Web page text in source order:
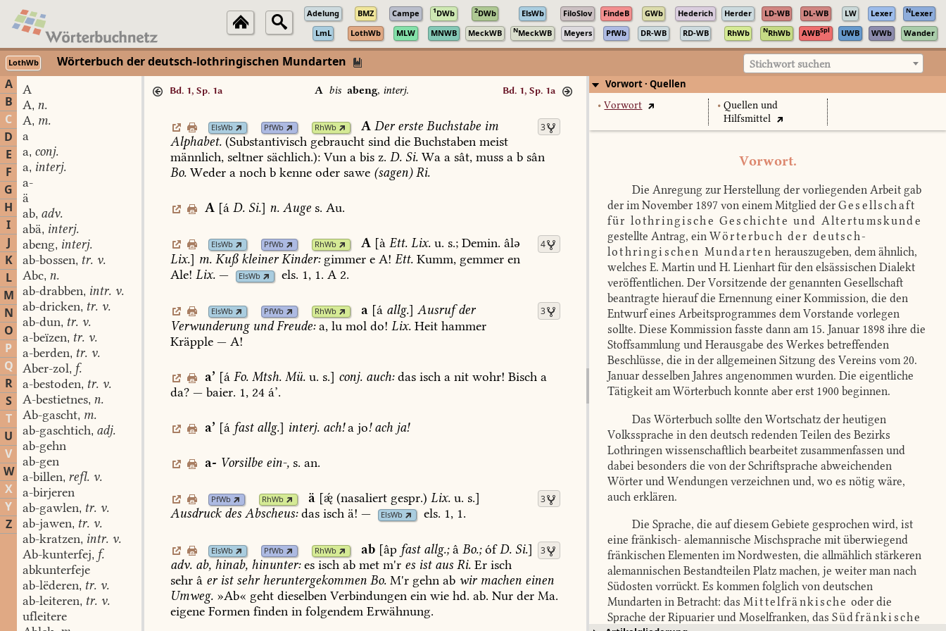
Adelung BMZ Campe 1DWb 2DWb ElsWb FiloSlov FindeB GWb Hederich Herder LD-WB DL-WB LW Lexer NLexer
LmL
LothWb MLW MNWB MeckWB NMeckWB Meyers PfWb DR-WB RD-WB RhWb NRhWb AWBSpl UWB WWb Wander
LothWb Wörterbuch der deutsch-lothringischen Mundarten Stichwort suchen
A
B
C
D
E
F
G
H
I
J
K
L
M
N
O
P
Q
R
S
T
U
V
W
X
Y
Z
A
A, n.
A, m.
a
a, conj.
a, interj.
a-
ä
ab, adv.
abä, interj.
abeng, interj.
ab-bossen, tr. v.
Abc, n.
ab-drabben, intr. v.
ab-dricken, tr. v.
ab-dun, tr. v.
a-beïzen, tr. v.
a-berden, tr. v.
Aber-zol, f.
a-bestoden, tr. v.
A-bestietnes, n.
Ab-gascht, m.
ab-gaschtich, adj.
ab-gehn
ab-gen
a-billen, refl. v.
a-birjeren
ab-gawlen, tr. v.
ab-jawen, tr. v.
ab-kratzen, intr. v.
Ab-kunterfej, f.
abkunterfeje
ab-lëderen, tr. v.
ab-leiteren, tr. v.
ufleitere
Bd. 1, Sp. 1a A bis abeng, interj. Bd. 1, Sp. 1a
3
ElsWb PfWb RhWb A Dererste Buchstabe im
Alphabet. (Substantivisch gebraucht sind die Buchstaben meist
männlich, seltner sächlich.): Vun a bis z. D. Si. Wa a sât, muss a b sân
Bo. Weder a noch b kenne oder sawe (sagen) Ri.
A [á D. Si.] n. Auges. Au.
4
ElsWb PfWb RhWb A [à Ett. Lix. u. s.; Demin. âlə
Lix.] m. KußkleinerKinder:gimmer e A! Ett. Kumm, gemmer en
Ale! Lix. — ElsWb els. 1, 1. A 2.
3
ElsWb PfWb RhWb a [á allg.] Ausrufder
VerwunderungundFreude:a, lu mol do! Lix. Heit hammer
Kräpple — A!
a’ [á Fo. Mtsh. Mü.u. s.] conj. auch:dasischanitwohr! Bischa
da? — baier. 1, 24 á’.
a’ [á fastallg.] interj. ach!ajo!achja!
a- Vorsilbeein-,s. an.
3
PfWb RhWb ä [ (nasaliert gespr.) Lix. u. s.]
Ausdruckdes Abscheus:das isch ä! — ElsWb els. 1, 1.
3
ElsWb PfWb RhWb ab [âp fastallg.;â Bo.;óf D. Si.]
adv. ab, hinab, hinunter:es isch ab met m'r es istaus Ri. Er isch
sehr â eristsehrheruntergekommen Bo. M'r gehn ab wirmachen einen
Umweg. »Ab« geht dieselben Verbindungen ein wie hd. ab. Nur der Ma.
eigene Formen finden in folgendem Erwähnung.
Vorwort · Quellen
• Vorwort • Quellen und
Hilfsmittel
Vorwort.
Die Anregung zur Herstellung der vorliegenden Arbeit gab
der im November 1897 von einem Mitglied der Gesellschaft
für lothringische Geschichte und Altertumskunde
gestellte Antrag, ein Wörterbuch der deutsch-
lothringischen Mundarten herauszugeben, dem ähnlich,
welches E. Martin und H. Lienhart für den elsässischen Dialekt
veröffentlichen. Der Vorsitzende der genannten Gesellschaft
beantragte hierauf die Ernennung einer Kommission, die den
Entwurf eines Arbeitsprogrammes dem Vorstande vorlegen
sollte. Diese Kommission fasste dann am 15. Januar 1898 ihre die
Stoffsammlung und Herausgabe des Werkes betreffenden
Beschlüsse, die in der allgemeinen Sitzung des Vereins vom 20.
Januar desselben Jahres angenommen wurden. Die eigentliche
Tätigkeit am Wörterbuch konnte aber erst 1900 beginnen.
Das Wörterbuch sollte den Wortschatz der heutigen
Volkssprache in den deutsch redenden Teilen des Bezirks
Lothringen wissenschaftlich bearbeitet zusammenfassen und
dabei besonders die von der Schriftsprache abweichenden
Wörter und Wendungen verzeichnen und, wo es nötig wäre,
auch erklären.
Die Sprache, die auf diesem Gebiete gesprochen wird, ist
eine fränkisch- alemannische Mischsprache mit überwiegend
fränkischen Elementen im Nordwesten, die allmählich stärkeren
alemannischen Bestandteilen Platz machen, je weiter man nach
Südosten vorrückt. Es kommen folglich von deutschen
Mundarten in Betracht: das Mittelfränkische oder die
Sprache der Ripuarier und Moselfranken, das Südfränkische